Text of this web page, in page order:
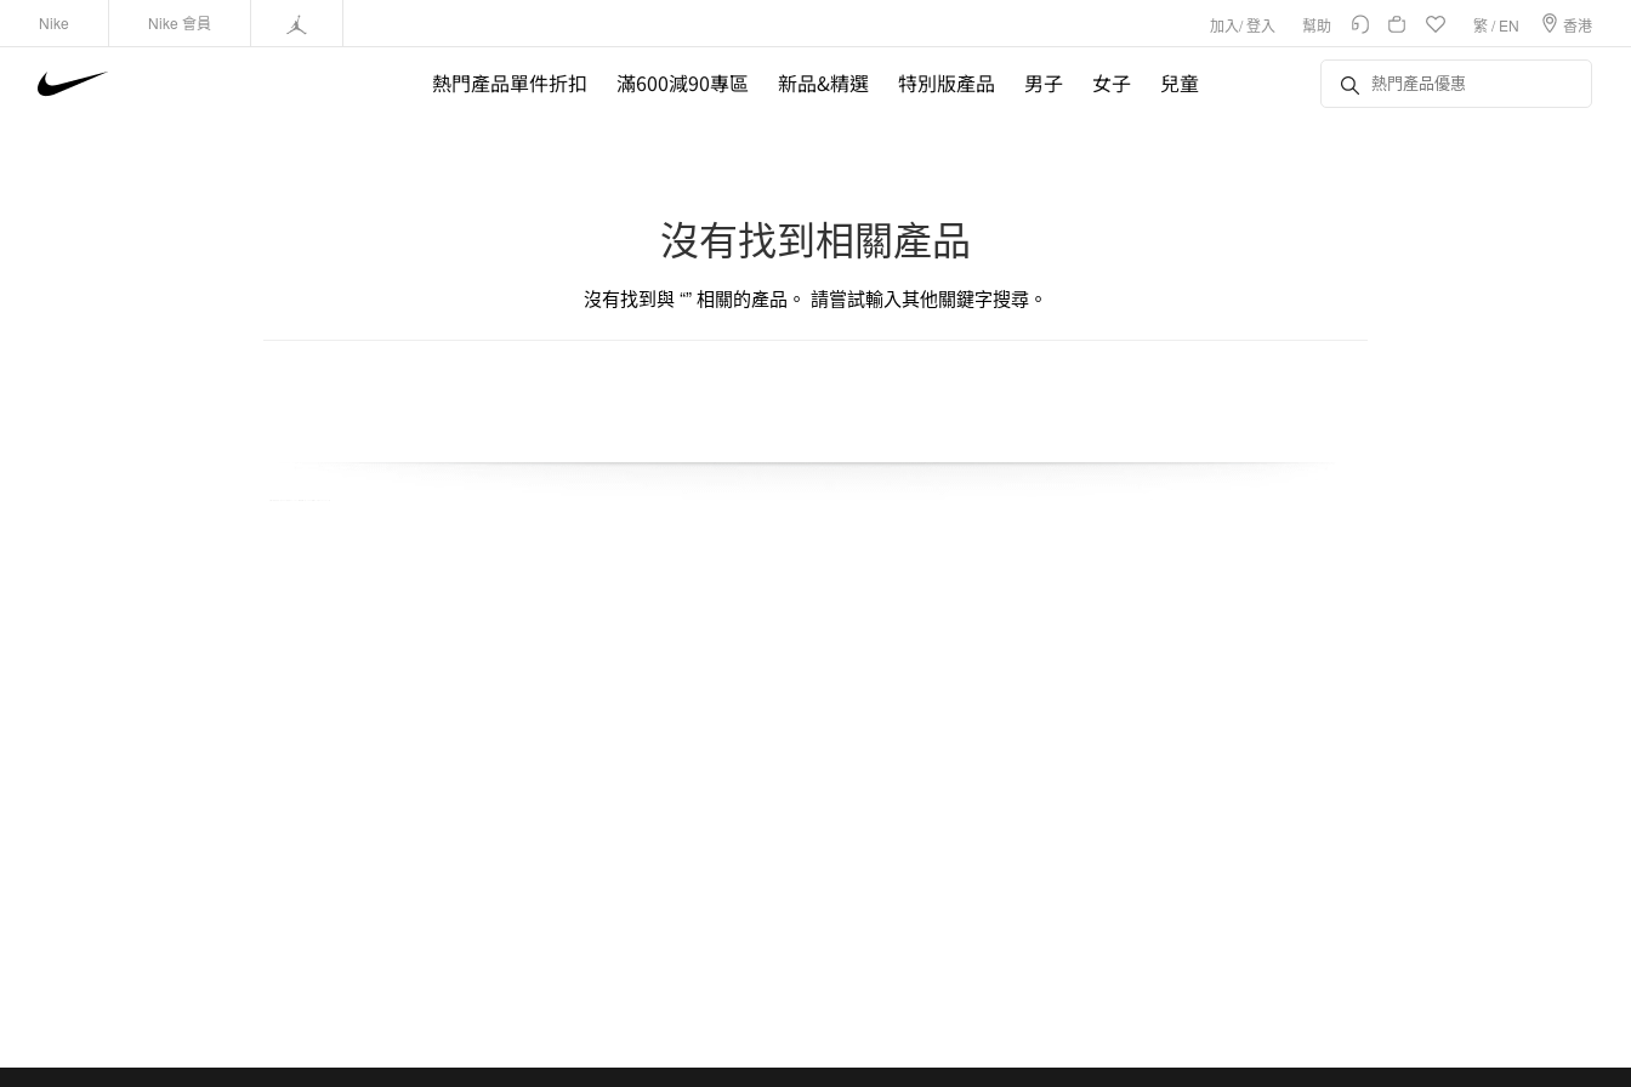
Nike Nike 會員 加入/登入 幫助 繁/ EN 香港
熱門產品單件折扣 滿600減90專區 新品&精選 特別版產品 男子 女子 兒童
沒有找到相關產品
沒有找到與 “” 相關的產品。 請嘗試輸入其他關鍵字搜尋。